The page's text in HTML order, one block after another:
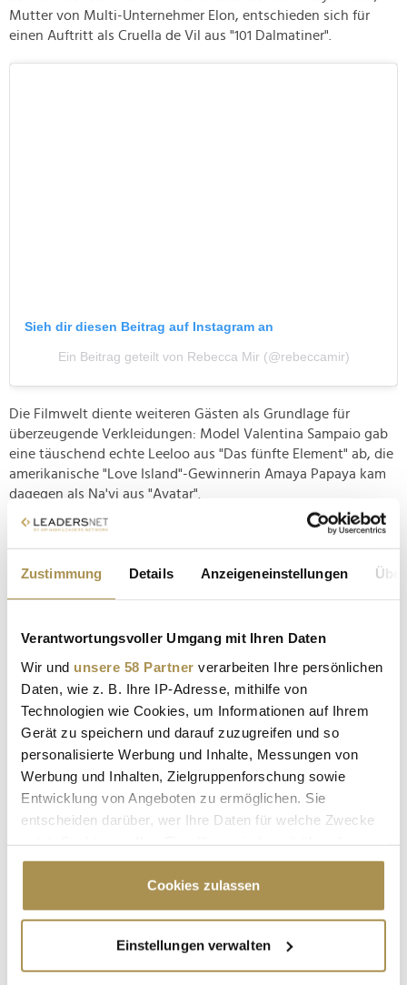
Zustimmung Details Anzeigeneinstellungen
Verantwortungsvoller Umgang mit Ihren Daten
Wir und unsere 58 Partner verarbeiten Ihre persönlichen
Daten, wie z. B. Ihre IP-Adresse, mithilfe von
Technologien wie Cookies, um Informationen auf Ihrem
Gerät zu speichern und darauf zuzugreifen und so
personalisierte Werbung und Inhalte, Messungen von
Werbung und Inhalten, Zielgruppenforschung sowie
Entwicklung von Angeboten zu ermöglichen. Sie
entscheiden darüber, wer Ihre Daten für welche Zwecke
Cookie-Erklärung oder durch Klicken auf das Privacy
Trigger Symbol ändern oder widerrufen
Informationen über Ihre geografische Lage
erfassen, welche bis auf einige Meter genau sein
Cookies zulassen
Einstellungen verwalten
Mutter von Multi-Unternehmer Elon, entschieden sich für
einen Auftritt als Cruella de Vil aus "101 Dalmatiner".
Sieh dir diesen Beitrag auf Instagram an
Ein Beitrag geteilt von Rebecca Mir (@rebeccamir)
Die Filmwelt diente weiteren Gästen als Grundlage für
überzeugende Verkleidungen: Model Valentina Sampaio gab
eine täuschend echte Leeloo aus "Das fünfte Element" ab, die
amerikanische "Love Island"-Gewinnerin Amaya Papaya kam
dagegen als Na'vi aus "Avatar".
Derweil verkörperten die YouTuber Sam Golbach und Sofie
Dossi den mörderischen Yuppie Patrick Bateman und eines
seiner Opfer; angelehnt an eine ikonische Szene aus der